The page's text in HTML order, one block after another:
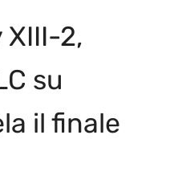
XIII-2,
su
il finale